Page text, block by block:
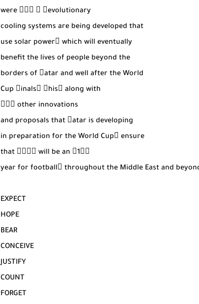
were 􀀋􀀛􀀌 􀀑 􀀵evolutionary
cooling systems are being developed that
use solar power􀀏 which will eventually
benefit the lives of people beyond the
borders of 􀀴atar and well after the World
Cup 􀀩inals􀀑 􀀷his􀀏 along with
􀀋􀀜􀀌 other innovations
and proposals that 􀀴atar is developing
in preparation for the World Cup􀀏 ensure
that 􀀕􀀓􀀕􀀕 will be an 􀀋1􀀓􀀌
year for football􀀏 throughout the Middle East and
EXPECT
HOPE
BEAR
CONCEIVE
JUSTIFY
COUNT
FORGET